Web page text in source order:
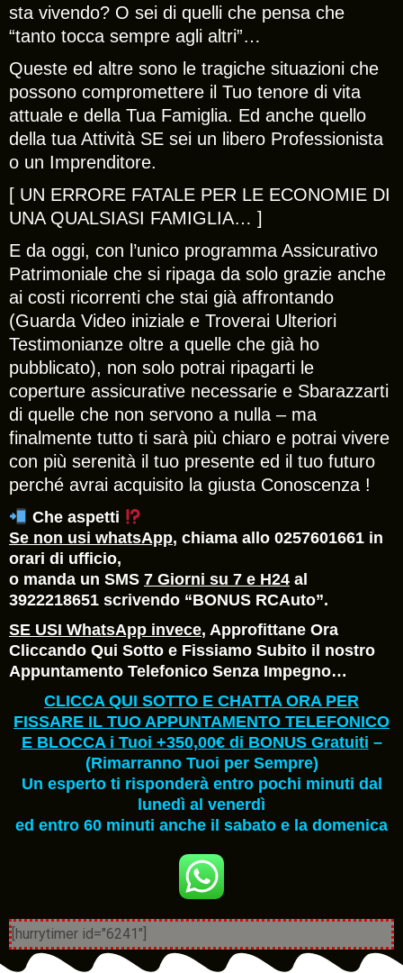
sta vivendo? O sei di quelli che pensa che
“tanto tocca sempre agli altri”…
Queste ed altre sono le tragiche situazioni che
possono compromettere il Tuo tenore di vita
attuale e della Tua Famiglia. Ed anche quello
della tua Attività SE sei un libero Professionista
o un Imprenditore.
[ UN ERRORE FATALE PER LE ECONOMIE DI
UNA QUALSIASI FAMIGLIA… ]
E da oggi, con l’unico programma Assicurativo
Patrimoniale che si ripaga da solo grazie anche
ai costi ricorrenti che stai già affrontando
(Guarda Video iniziale e Troverai Ulteriori
Testimonianze oltre a quelle che già ho
pubblicato), non solo potrai ripagarti le
coperture assicurative necessarie e Sbarazzarti
di quelle che non servono a nulla – ma
finalmente tutto ti sarà più chiaro e potrai vivere
con più serenità il tuo presente ed il tuo futuro
perché avrai acquisito la giusta Conoscenza !
Che aspetti
Se non usi whatsApp, chiama allo 0257601661 in
orari di ufficio,
o manda un SMS 7 Giorni su 7 e H24 al
3922218651 scrivendo “BONUS RCAuto”.
SE USI WhatsApp invece, Approfittane Ora
Cliccando Qui Sotto e Fissiamo Subito il nostro
Appuntamento Telefonico Senza Impegno…
CLICCA QUI SOTTO E CHATTA ORA PER
FISSARE IL TUO APPUNTAMENTO TELEFONICO
E BLOCCA i Tuoi +350,00€ di BONUS Gratuiti –
(Rimarranno Tuoi per Sempre)
Un esperto ti risponderà entro pochi minuti dal
lunedì al venerdì
ed entro 60 minuti anche il sabato e la domenica
[hurrytimer id="6241"]